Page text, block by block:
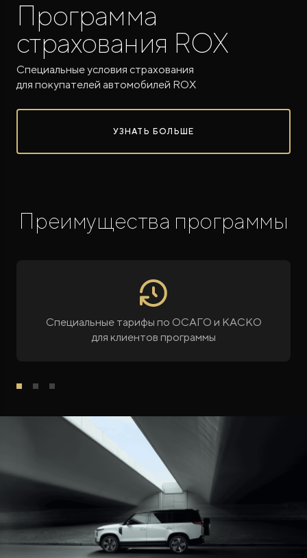
Совершенно новый флагманский внедорожник
Программа
страхования ROX
Специальные условия страхования
для покупателей автомобилей ROX
УЗНАТЬ БОЛЬШЕ
Преимущества программы
Специальные тарифы по ОСАГО и КАСКО
для клиентов программы